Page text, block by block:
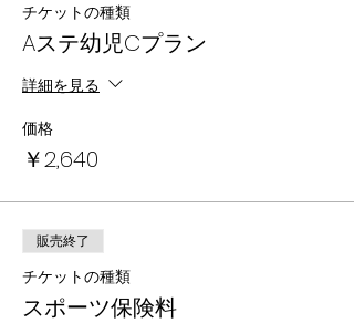
チケットの種類
Aステ幼児Cプラン
詳細を見る
価格
￥2,640
販売終了
チケットの種類
スポーツ保険料